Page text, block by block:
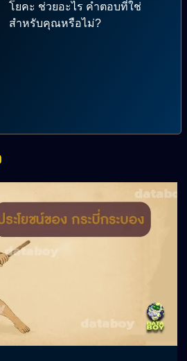
โยคะ ช่วยอะไร คำตอบที่ใช่
สำหรับคุณหรือไม่?